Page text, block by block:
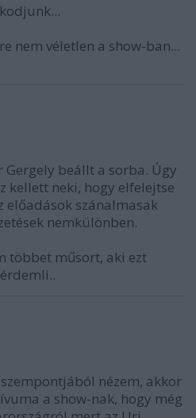
nem véletlen a show-ban...
beállt a sorba. Úgy
kellett neki, hogy elfelejtse
előadások szánalmasak
nemkülönben.
többet műsort, aki ezt
nézem, akkor
a show-nak, hogy még